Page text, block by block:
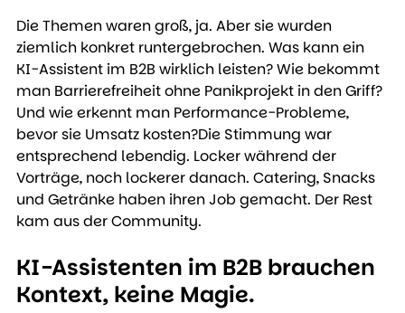
Die Themen waren groß, ja. Aber sie wurden
ziemlich konkret runtergebrochen. Was kann ein
KI-Assistent im B2B wirklich leisten? Wie bekommt
man Barrierefreiheit ohne Panikprojekt in den Griff?
Und wie erkennt man Performance-Probleme,
bevor sie Umsatz kosten?Die Stimmung war
entsprechend lebendig. Locker während der
Vorträge, noch lockerer danach. Catering, Snacks
und Getränke haben ihren Job gemacht. Der Rest
kam aus der Community.
KI-Assistenten im B2B brauchen
Kontext, keine Magie.